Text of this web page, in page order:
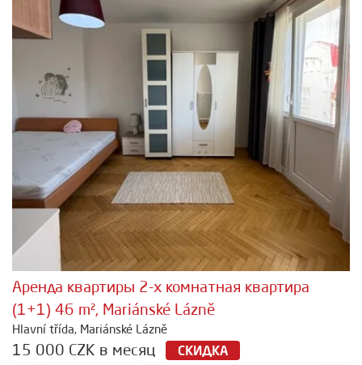
Аренда квартиры 2-х комнатная квартира
(1+1) 46 m², Mariánské Lázně
Hlavní třída, Mariánské Lázně
15 000 CZK в месяц СКИДКА